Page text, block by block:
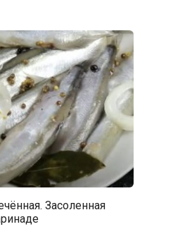
Засоленная